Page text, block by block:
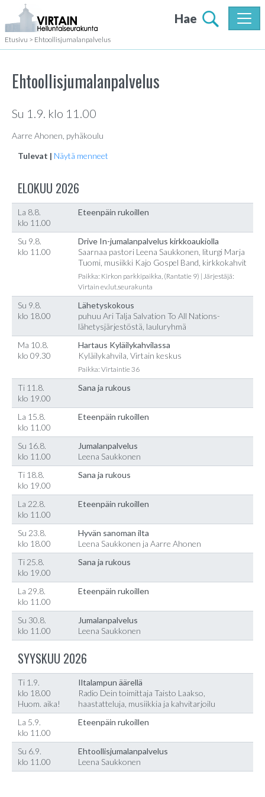
Hae
Etusivu > Ehtoollisjumalanpalvelus
Ehtoollisjumalanpalvelus
Su 1.9. klo 11.00
Aarre Ahonen, pyhäkoulu
Tulevat | Näytä menneet
ELOKUU 2026
La 8.8.
klo 11.00
Eteenpäin rukoillen
Su 9.8.
klo 11.00
Drive In-jumalanpalvelus kirkkoaukiolla
Saarnaa pastori Leena Saukkonen, liturgi Marja
Tuomi, musiikki Kajo Gospel Band, kirkkokahvit
Paikka: Kirkon parkkipaikka, (Rantatie 9) | Järjestäjä:
Virtain ev.lut.seurakunta
Su 9.8.
klo 18.00
Lähetyskokous
puhuu Ari Talja Salvation To All Nations-
lähetysjärjestöstä, lauluryhmä
Ma 10.8.
klo 09.30
Hartaus Kyläilykahvilassa
Kyläilykahvila, Virtain keskus
Paikka: Virtaintie 36
Ti 11.8.
klo 19.00
Sana ja rukous
La 15.8.
klo 11.00
Eteenpäin rukoillen
Su 16.8.
klo 11.00
Jumalanpalvelus
Leena Saukkonen
Ti 18.8.
klo 19.00
Sana ja rukous
La 22.8.
klo 11.00
Eteenpäin rukoillen
Su 23.8.
klo 18.00
Hyvän sanoman ilta
Leena Saukkonen ja Aarre Ahonen
Ti 25.8.
klo 19.00
Sana ja rukous
La 29.8.
klo 11.00
Eteenpäin rukoillen
Su 30.8.
klo 11.00
Jumalanpalvelus
Leena Saukkonen
SYYSKUU 2026
Ti 1.9.
klo 18.00
Huom. aika!
Iltalampun äärellä
Radio Dein toimittaja Taisto Laakso,
haastatteluja, musiikkia ja kahvitarjoilu
La 5.9.
klo 11.00
Eteenpäin rukoillen
Su 6.9.
klo 11.00
Ehtoollisjumalanpalvelus
Leena Saukkonen